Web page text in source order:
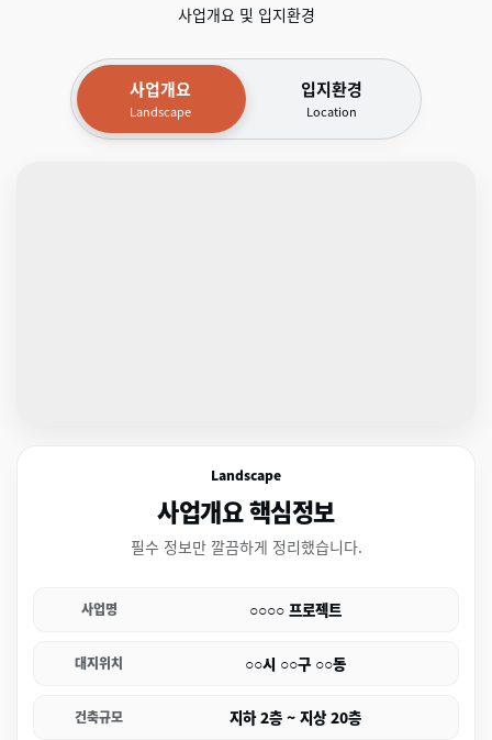
사업개요 및 입지환경
사업개요
Landscape
입지환경
Location
Landscape
사업개요 핵심정보
필수 정보만 깔끔하게 정리했습니다.
사업명 ○○○○ 프로젝트
대지위치 ○○시 ○○구 ○○동
건축규모 지하 2층 ~ 지상 20층